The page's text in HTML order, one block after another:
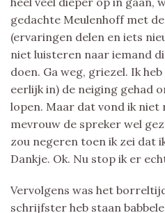
gedachte Meulenhoff met
(ervaringen delen en iets
niet luisteren naar iemand
doen. Ga weg, griezel. Ik
eerlijk in) de neiging gehad
lopen. Maar dat vond ik niet
mevrouw de spreker wel
zou negeren toen ik zei dat
Dankje. Ok. Nu stop ik er
Vervolgens was het
schrijfster heb staan